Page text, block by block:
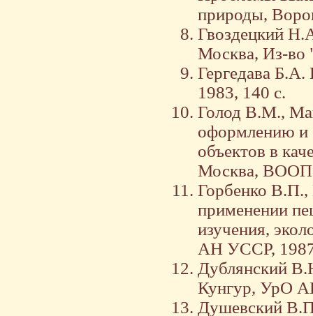
природы,
Гвоздецкий
Москва, Из-во
Гергедава
1983, 140 с.
Голод В.М.,
оформлению и
объектов в
Москва,
Горбенко
применении
изучения,
АН УССР,
Дублянский
Кунгур, УрО
Душевский